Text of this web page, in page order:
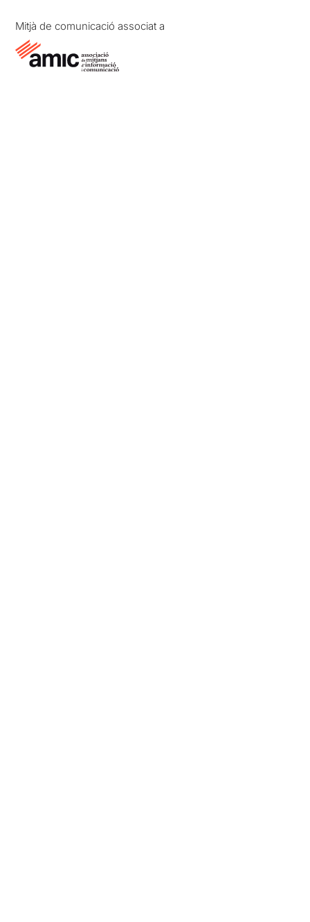
Mitjà de comunicació associat a